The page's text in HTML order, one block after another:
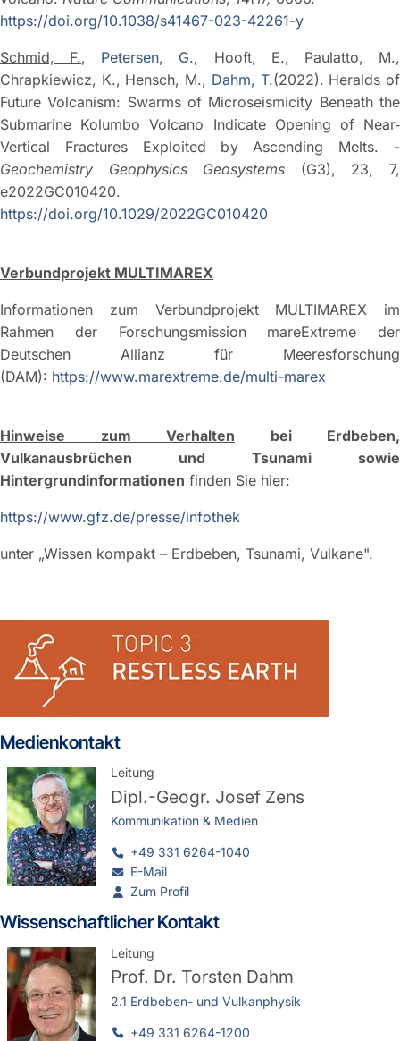
https://doi.org/10.1038/s41467-023-42261-y
Schmid, F., Petersen, G., Hooft, E., Paulatto, M.,
Chrapkiewicz, K., Hensch, M., Dahm, T.(2022). Heralds of
Future Volcanism: Swarms of Microseismicity Beneath the
Submarine Kolumbo Volcano Indicate Opening of Near‐
Vertical Fractures Exploited by Ascending Melts. -
Geochemistry Geophysics Geosystems (G3), 23, 7,
e2022GC010420.
https://doi.org/10.1029/2022GC010420
Verbundprojekt MULTIMAREX
Informationen zum Verbundprojekt MULTIMAREX im
Rahmen der Forschungsmission mareExtreme der
Deutschen Allianz für Meeresforschung
(DAM): https://www.marextreme.de/multi-marex
Hinweise zum Verhalten bei Erdbeben,
Vulkanausbrüchen und Tsunami sowie
Hintergrundinformationen finden Sie hier:
https://www.gfz.de/presse/infothek
unter „Wissen kompakt – Erdbeben, Tsunami, Vulkane".
Medienkontakt
Leitung
Dipl.-Geogr. Josef Zens
Kommunikation & Medien
+49 331 6264-1040
E-Mail
Zum Profil
Wissenschaftlicher Kontakt
Leitung
Prof. Dr. Torsten Dahm
2.1 Erdbeben- und Vulkanphysik
+49 331 6264-1200